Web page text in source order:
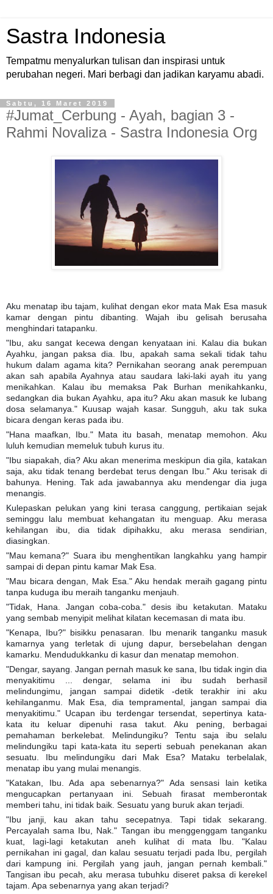
Sastra Indonesia
Tempatmu menyalurkan tulisan dan inspirasi untuk
perubahan negeri. Mari berbagi dan jadikan karyamu abadi.
Sabtu, 16 Maret 2019
#Jumat_Cerbung - Ayah, bagian 3 -
Rahmi Novaliza - Sastra Indonesia Org
Aku menatap ibu tajam, kulihat dengan ekor mata Mak Esa masuk
kamar dengan pintu dibanting. Wajah ibu gelisah berusaha
menghindari tatapanku.
"Ibu, aku sangat kecewa dengan kenyataan ini. Kalau dia bukan
Ayahku, jangan paksa dia. Ibu, apakah sama sekali tidak tahu
hukum dalam agama kita? Pernikahan seorang anak perempuan
akan sah apabila Ayahnya atau saudara laki-laki ayah itu yang
menikahkan. Kalau ibu memaksa Pak Burhan menikahkanku,
sedangkan dia bukan Ayahku, apa itu? Aku akan masuk ke lubang
dosa selamanya." Kuusap wajah kasar. Sungguh, aku tak suka
bicara dengan keras pada ibu.
"Hana maafkan, Ibu." Mata itu basah, menatap memohon. Aku
luluh kemudian memeluk tubuh kurus itu.
"Ibu siapakah, dia? Aku akan menerima meskipun dia gila, katakan
saja, aku tidak tenang berdebat terus dengan Ibu." Aku terisak di
bahunya. Hening. Tak ada jawabannya aku mendengar dia juga
menangis.
Kulepaskan pelukan yang kini terasa canggung, pertikaian sejak
seminggu lalu membuat kehangatan itu menguap. Aku merasa
kehilangan ibu, dia tidak dipihakku, aku merasa sendirian,
diasingkan.
"Mau kemana?" Suara ibu menghentikan langkahku yang hampir
sampai di depan pintu kamar Mak Esa.
"Mau bicara dengan, Mak Esa." Aku hendak meraih gagang pintu
tanpa kuduga ibu meraih tanganku menjauh.
"Tidak, Hana. Jangan coba-coba." desis ibu ketakutan. Mataku
yang sembab menyipit melihat kilatan kecemasan di mata ibu.
"Kenapa, Ibu?" bisikku penasaran. Ibu menarik tanganku masuk
kamarnya yang terletak di ujung dapur, bersebelahan dengan
kamarku. Mendudukkanku di kasur dan menatap memohon.
"Dengar, sayang. Jangan pernah masuk ke sana, Ibu tidak ingin dia
menyakitimu ... dengar, selama ini ibu sudah berhasil
melindungimu, jangan sampai didetik -detik terakhir ini aku
kehilanganmu. Mak Esa, dia tempramental, jangan sampai dia
menyakitimu." Ucapan ibu terdengar tersendat, sepertinya kata-
kata itu keluar dipenuhi rasa takut. Aku pening, berbagai
pemahaman berkelebat. Melindungiku? Tentu saja ibu selalu
melindungiku tapi kata-kata itu seperti sebuah penekanan akan
sesuatu. Ibu melindungiku dari Mak Esa? Mataku terbelalak,
menatap ibu yang mulai menangis.
"Katakan, Ibu. Ada apa sebenarnya?" Ada sensasi lain ketika
mengucapkan pertanyaan ini. Sebuah firasat memberontak
memberi tahu, ini tidak baik. Sesuatu yang buruk akan terjadi.
"Ibu janji, kau akan tahu secepatnya. Tapi tidak sekarang.
Percayalah sama Ibu, Nak." Tangan ibu menggenggam tanganku
kuat, lagi-lagi ketakutan aneh kulihat di mata Ibu. "Kalau
pernikahan ini gagal, dan kalau sesuatu terjadi pada Ibu, pergilah
dari kampung ini. Pergilah yang jauh, jangan pernah kembali."
Tangisan ibu pecah, aku merasa tubuhku diseret paksa di kerekel
tajam. Apa sebenarnya yang akan terjadi?